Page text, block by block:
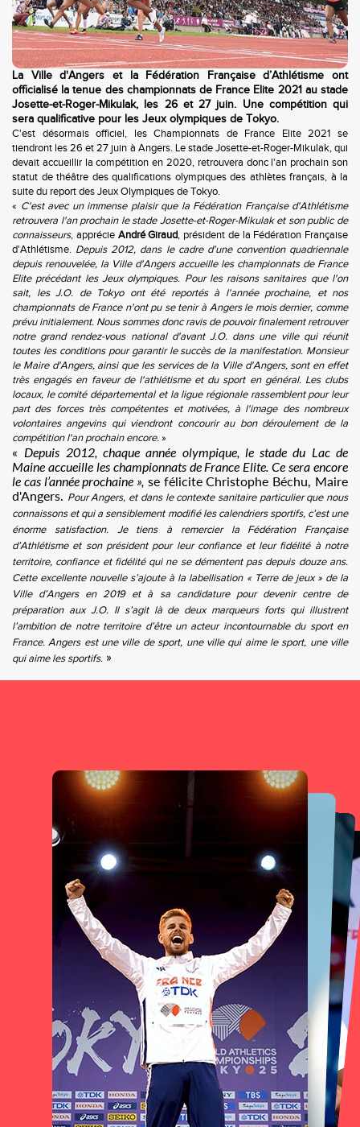
La Ville d'Angers et la Fédération Française d’Athlétisme ont
officialisé la tenue des championnats de France Elite 2021 au stade
Josette-et-Roger-Mikulak, les 26 et 27 juin. Une compétition qui
sera qualificative pour les Jeux olympiques de Tokyo.
C'est désormais officiel, les Championnats de France Elite 2021 se
tiendront les 26 et 27 juin à Angers. Le stade Josette-et-Roger-Mikulak, qui
devait accueillir la compétition en 2020, retrouvera donc l'an prochain son
statut de théâtre des qualifications olympiques des athlètes français, à la
suite du report des Jeux Olympiques de Tokyo.
« C'est avec un immense plaisir que la Fédération Française d'Athlétisme
retrouvera l'an prochain le stade Josette-et-Roger-Mikulak et son public de
connaisseurs, apprécie André Giraud, président de la Fédération Française
d'Athlétisme. Depuis 2012, dans le cadre d'une convention quadriennale
depuis renouvelée, la Ville d'Angers accueille les championnats de France
Elite précédant les Jeux olympiques. Pour les raisons sanitaires que l'on
sait, les J.O. de Tokyo ont été reportés à l'année prochaine, et nos
championnats de France n'ont pu se tenir à Angers le mois dernier, comme
prévu initialement. Nous sommes donc ravis de pouvoir finalement retrouver
notre grand rendez-vous national d'avant J.O. dans une ville qui réunit
toutes les conditions pour garantir le succès de la manifestation. Monsieur
le Maire d'Angers, ainsi que les services de la Ville d'Angers, sont en effet
très engagés en faveur de l'athlétisme et du sport en général. Les clubs
locaux, le comité départemental et la ligue régionale rassemblent pour leur
part des forces très compétentes et motivées, à l'image des nombreux
volontaires angevins qui viendront concourir au bon déroulement de la
compétition l'an prochain encore.»
« Depuis 2012, chaque année olympique, le stade du Lac de
Maine accueille les championnats de France Elite. Ce sera encore
le cas l’année prochaine », se félicite Christophe Béchu, Maire
d'Angers. Pour Angers, et dans le contexte sanitaire particulier que nous
connaissons et qui a sensiblement modifié les calendriers sportifs, c’est une
énorme satisfaction. Je tiens à remercier la Fédération Française
d’Athlétisme et son président pour leur confiance et leur fidélité à notre
territoire, confiance et fidélité qui ne se démentent pas depuis douze ans.
Cette excellente nouvelle s’ajoute à la labellisation « Terre de jeux » de la
Ville d’Angers en 2019 et à sa candidature pour devenir centre de
préparation aux J.O. Il s’agit là de deux marqueurs forts qui illustrent
l’ambition de notre territoire d’être un acteur incontournable du sport en
France. Angers est une ville de sport, une ville qui aime le sport, une ville
qui aime les sportifs. »